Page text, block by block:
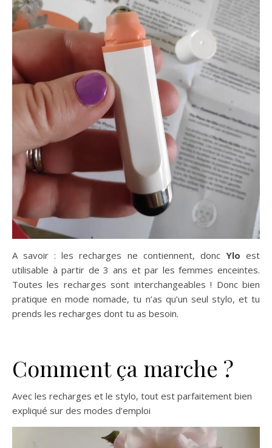
A savoir : les recharges ne contiennent, donc Ylo est
utilisable à partir de 3 ans et par les femmes enceintes.
Toutes les recharges sont interchangeables ! Donc bien
pratique en mode nomade, tu n’as qu’un seul stylo, et tu
prends les recharges dont tu as besoin.
Comment ça marche ?
Avec les recharges et le stylo, tout est parfaitement bien
expliqué sur des modes d’emploi